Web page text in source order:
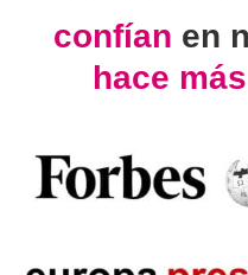
confían en
hace